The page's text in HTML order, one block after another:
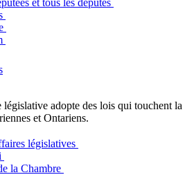
et tous les députés
législative adopte des lois qui touchent la
et Ontariens.
législatives
la Chambre